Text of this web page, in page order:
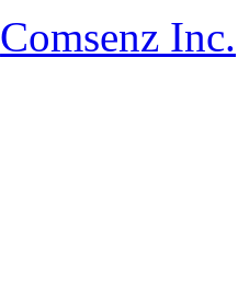
Comsenz Inc.